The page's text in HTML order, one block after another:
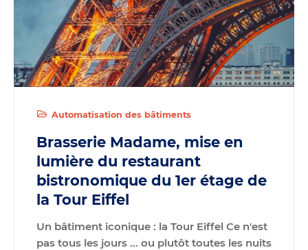
Automatisation des bâtiments
Brasserie Madame, mise en
lumière du restaurant
bistronomique du 1er étage de
la Tour Eiffel
Un bâtiment iconique : la Tour Eiffel Ce n'est
pas tous les jours ... ou plutôt toutes les nuits